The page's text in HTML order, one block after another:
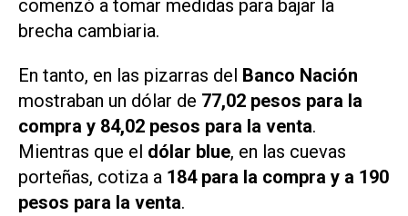
comenzó a tomar medidas para bajar la
brecha cambiaria.
En tanto, en las pizarras del Banco Nación
mostraban un dólar de 77,02 pesos para la
compra y 84,02 pesos para la venta.
Mientras que el dólar blue, en las cuevas
porteñas, cotiza a 184 para la compra y a 190
pesos para la venta.